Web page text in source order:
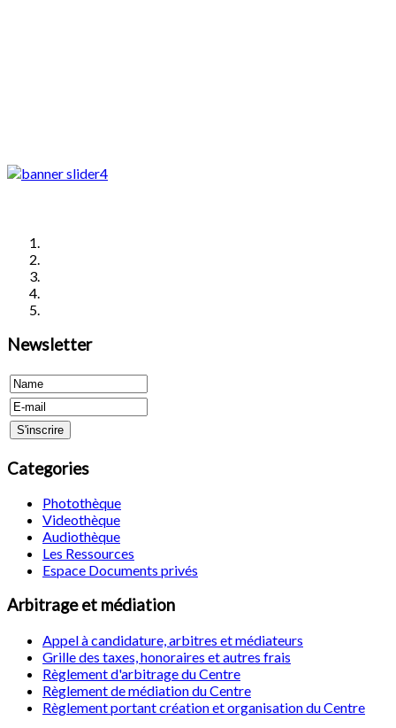
Newsletter
Categories
Photothèque
Videothèque
Audiothèque
Les Ressources
Espace Documents privés
Arbitrage et médiation
Appel à candidature, arbitres et médiateurs
Grille des taxes, honoraires et autres frais
Règlement d'arbitrage du Centre
Règlement de médiation du Centre
Règlement portant création et organisation du Centre